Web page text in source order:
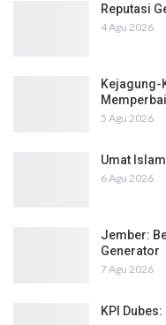
Reputasi
4 Agu 2026
Kejagung-
5 Agu 2026
Umat
6 Agu 2026
Jember:
Generator
7 Agu 2026
KPI